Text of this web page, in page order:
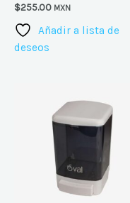
$255.00 MXN
Añadir a lista de
deseos